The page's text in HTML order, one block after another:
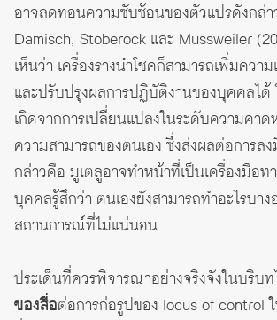
อาจลดทอนความซับซ้อนของตัวแปรดังกล่า
Damisch, Stoberock และ Mussweiler
เห็นว่า เครื่องรางนำโชคก็สามารถเพิ่มควา
และปรับปรุงผลการปฏิบัติงานของบุคคลได้
เกิดจากการเปลี่ยนแปลงในระดับความคาด
ความสามารถของตนเอง ซึ่งส่งผลต่อการล
กล่าวคือ มูเตลูอาจทำหน้าที่เป็นเครื่องมือท
บุคคลรู้สึกว่า ตนเองยังสามารถทำอะไรบาง
สถานการณ์ที่ไม่แน่นอน
ประเด็นที่ควรพิจารณาอย่างจริงจังในบริบ
ของสื่อต่อการก่อรูปของ locus of control